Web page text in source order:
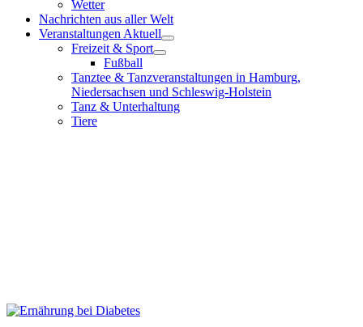
Wetter
Nachrichten aus aller Welt
Veranstaltungen Aktuell
Freizeit & Sport
Fußball
Tanztee & Tanzveranstaltungen in Hamburg,
Niedersachsen und Schleswig-Holstein
Tanz & Unterhaltung
Tiere